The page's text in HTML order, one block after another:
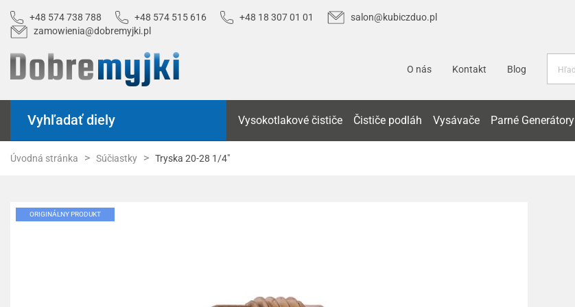
+48 574 738 788 +48 574 515 616 +48 18 307 01 01
salon@kubiczduo.pl
zamowienia@dobremyjki.pl
O nás Kontakt Blog
Vyhľadať diely Vysokotlakové čističe Čističe podláh Vysávače Parné Generátory
Úvodná stránka Súčiastky Tryska 20-28 1/4"
ORIGINÁLNY PRODUKT